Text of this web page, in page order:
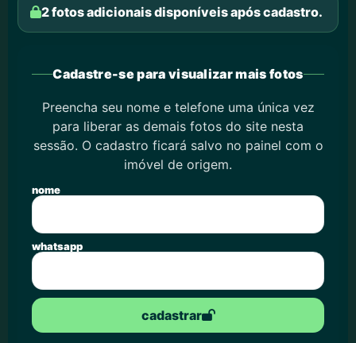
2 fotos adicionais disponíveis após cadastro.
Cadastre-se para visualizar mais fotos
Preencha seu nome e telefone uma única vez
para liberar as demais fotos do site nesta
sessão. O cadastro ficará salvo no painel com o
imóvel de origem.
nome
whatsapp
cadastrar